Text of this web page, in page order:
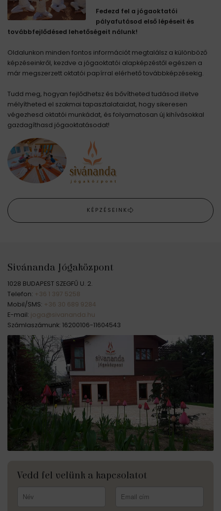
Fedezd fel a jógaoktatói
pályafutásod első lépéseit és
továbbfejlődésed lehetőségeit nálunk!
Oldalunkon minden fontos információt megtalálsz a különböző
képzéseinkről, kezdve a jógaoktatói alapképzéstől egészen a
már megszerzett oktatói papírral elérhető továbbképzésekig.
Tudd meg, hogyan fejlődhetsz és bővítheted tudásod illetve
mélyítheted el szakmai tapasztalataidat, hogy sikeresen
végezhesd oktatói munkádat, és folyamatosan új kihívásokkal
gazdagíthasd jógaoktatásodat!
KÉPZÉSEINK
Sivánanda Jógaközpont
1028 BUDAPEST SZEGFŰ U. 2.
Telefon: +36 1 397 5258
Mobil/SMS: +36 30 689 9284
E-mail: joga@sivananda.hu
Számlaszámunk: 16200106-11604543
Vedd fel velünk a kapcsolatot